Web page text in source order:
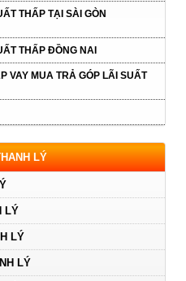
THẤP TẠI SÀI GÒN
THẤP ĐỒNG NAI
VAY MUA TRẢ GÓP LÃI SUẤT
LÝ
LÝ
LÝ
LÝ